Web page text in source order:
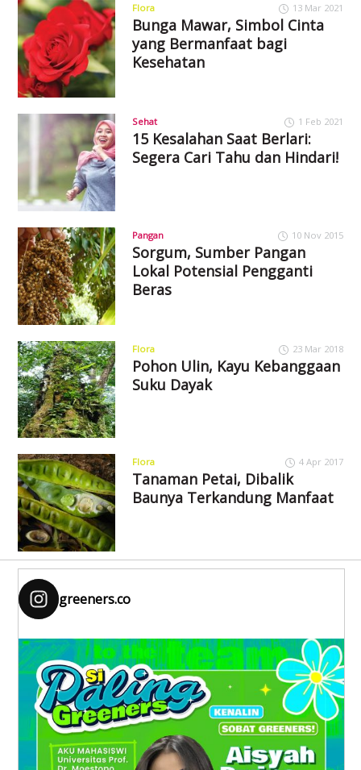
Flora 13 Mar 2021
Bunga Mawar, Simbol Cinta
yang Bermanfaat bagi
Kesehatan
Sehat 1 Feb 2021
15 Kesalahan Saat Berlari:
Segera Cari Tahu dan Hindari!
Pangan 10 Nov 2015
Sorgum, Sumber Pangan
Lokal Potensial Pengganti
Beras
Flora 23 Mar 2018
Pohon Ulin, Kayu Kebanggaan
Suku Dayak
Flora 4 Apr 2017
Tanaman Petai, Dibalik
Baunya Terkandung Manfaat
greeners.co